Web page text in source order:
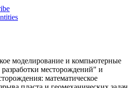
моделирование и компьютерные
месторождений" и
математическое